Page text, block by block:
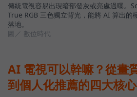
傳統電視容易出現暗部發灰或亮處過曝。
True RGB 三色獨立背光，能將 AI 算出的
落地。
圖／ 數位時代
AI 電視可以幹嘛？從畫
到個人化推薦的四大核